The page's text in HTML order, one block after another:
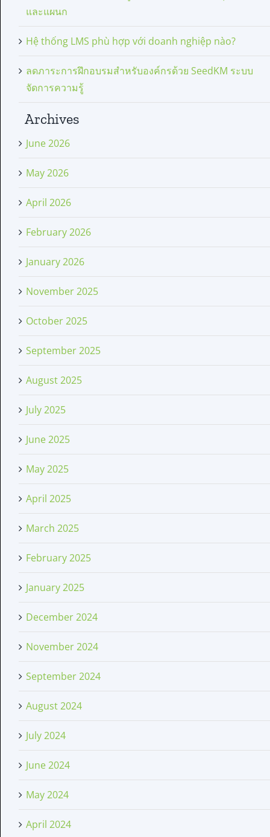
และแผนก
Hệ thống LMS phù hợp với doanh nghiệp nào?
ลดภาระการฝึกอบรมสำหรับองค์กรด้วย SeedKM ระบบ
จัดการความรู้
Archives
June 2026
May 2026
April 2026
February 2026
January 2026
November 2025
October 2025
September 2025
August 2025
July 2025
June 2025
May 2025
April 2025
March 2025
February 2025
January 2025
December 2024
November 2024
September 2024
August 2024
July 2024
June 2024
May 2024
April 2024